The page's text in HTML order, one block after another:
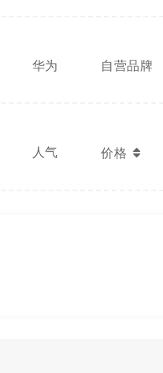
华为 自营品牌
人气 价格